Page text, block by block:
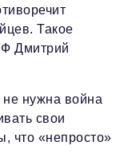
Такое
Дмитрий
нужна война
свои
что «непросто»